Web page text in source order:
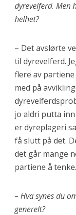
dyrevelferd. Men
helhet?
– Det avslørte
til dyrevelferd.
flere av
med på
jo aldri putta
er dyreplageri
få slutt på det.
det går mange
partiene å tenke.
– Hva synes du
generelt?